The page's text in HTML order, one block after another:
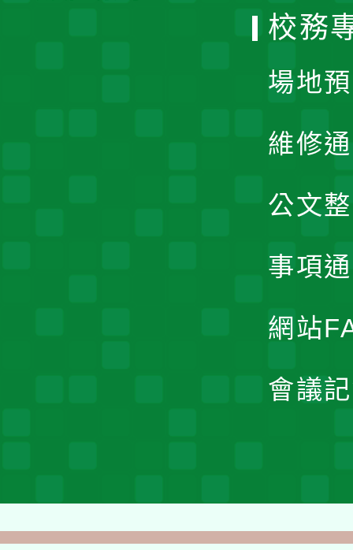
校務
場地
維修
公文
事項
網站
會議